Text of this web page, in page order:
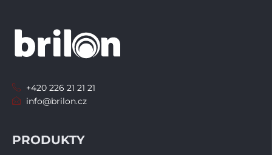
PRODUKTY
+420 226 21 21 21
info@brilon.cz